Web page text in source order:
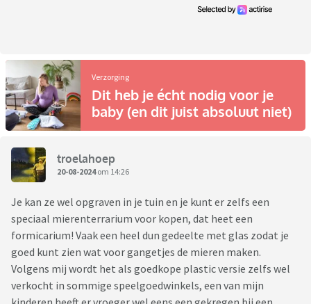
Verzorging
Dit heb je écht nodig voor je
baby (en dit juist absoluut niet)
troelahoep
20-08-2024om 14:26
Je kan ze wel opgraven in je tuin en je kunt er zelfs een
speciaal mierenterrarium voor kopen, dat heet een
formicarium! Vaak een heel dun gedeelte met glas zodat je
goed kunt zien wat voor gangetjes de mieren maken.
Volgens mij wordt het als goedkope plastic versie zelfs wel
verkocht in sommige speelgoedwinkels, een van mijn